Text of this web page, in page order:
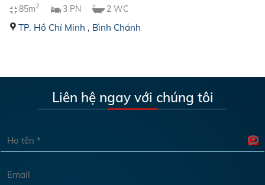
85m2 3 PN 2 WC
TP. Hồ Chí Minh , Bình Chánh
Liên hệ ngay với chúng tôi